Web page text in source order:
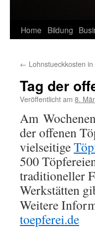
Home Bildung
← Lohnstueckkosten
Tag der
Veröffentlicht am 8.
Am
der offenen
vielseitige
500
traditioneller
Werkstätten
Weitere
toepferei.de